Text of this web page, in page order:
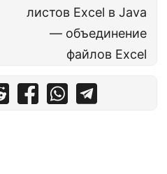
листов Excel в Java
— объединение
файлов Excel